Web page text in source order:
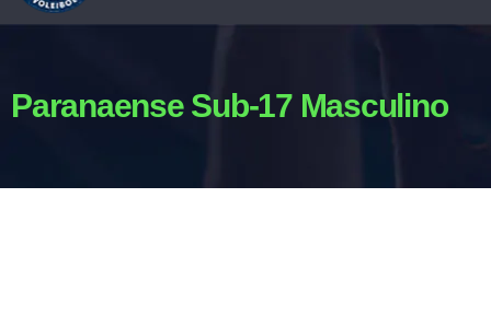
Paranaense Sub-17 Masculino